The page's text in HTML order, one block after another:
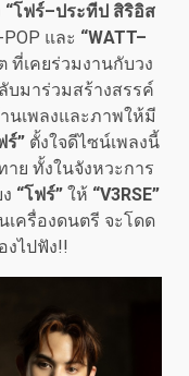
“โฟร์–ประทีป สิริอิส
และ “WATT–
ที่เคยร่วมงานกับวง
บมาร่วมสร้างสรรค์
นเพลงและภาพให้มี
ร์” ตั้งใจดีไซน์เพลงนี้
ย ทั้งในจังหวะการ
“โฟร์” ให้ “V3RSE”
เครื่องดนตรี จะโดด
งไปฟัง!!